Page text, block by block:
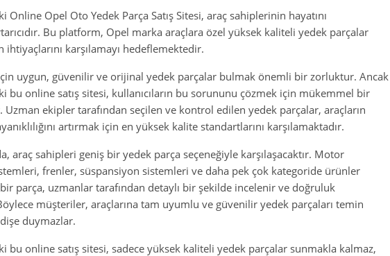
Online Opel Oto Yedek Parça Satış Sitesi, araç sahiplerinin hayatını
Bu platform, Opel marka araçlara özel yüksek kaliteli yedek parçalar
karşılamayı hedeflemektedir.
uygun, güvenilir ve orijinal yedek parçalar bulmak önemli bir zorluktur. Ancak
bu online satış sitesi, kullanıcıların bu sorununu çözmek için mükemmel bir
Uzman ekipler tarafından seçilen ve kontrol edilen yedek parçalar, araçların
artırmak için en yüksek kalite standartlarını karşılamaktadır.
araç sahipleri geniş bir yedek parça seçeneğiyle karşılaşacaktır. Motor
frenler, süspansiyon sistemleri ve daha pek çok kategoride ürünler
parça, uzmanlar tarafından detaylı bir şekilde incelenir ve doğruluk
müşteriler, araçlarına tam uyumlu ve güvenilir yedek parçaları temin
duymazlar.
bu online satış sitesi, sadece yüksek kaliteli yedek parçalar sunmakla kalmaz,